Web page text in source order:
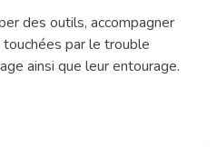
des outils, accompagner
par le trouble
ainsi que leur entourage.